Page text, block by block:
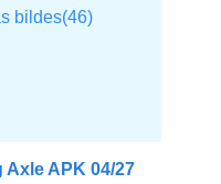
APK 04/27